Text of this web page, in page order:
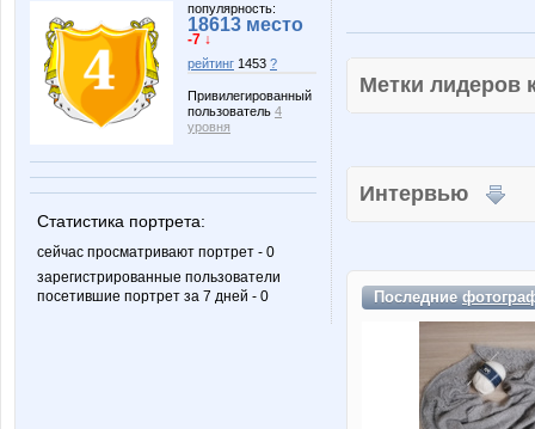
популярность:
18613 место
-7 ↓
рейтинг 1453 ?
Привилегированный
пользователь 4
уровня
Статистика портрета:
сейчас просматривают портрет - 0
зарегистрированные пользователи
посетившие портрет за 7 дней - 0
Метки
Интервью
Последние